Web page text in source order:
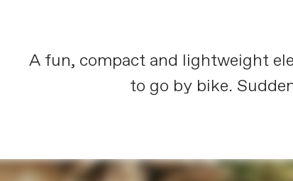
A fun, compact and lightweight
to go by bike.